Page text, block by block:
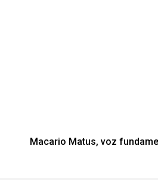
Macario Matus, voz